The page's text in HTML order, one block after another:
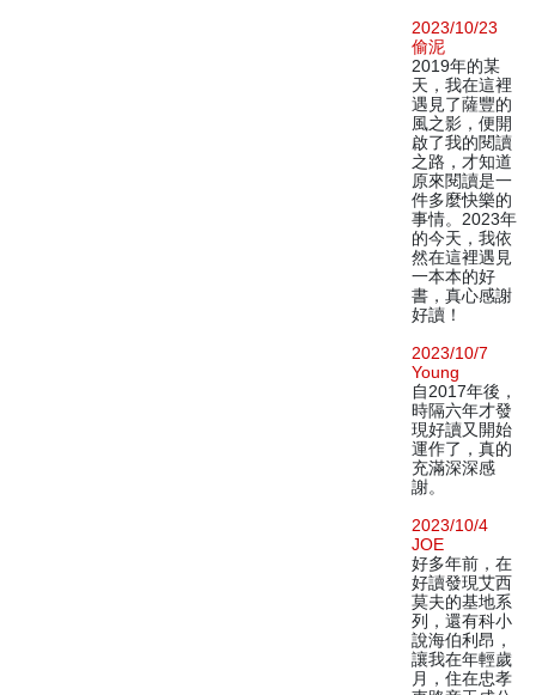
2023/10/23
偷泥
2019年的某
天，我在這裡
遇見了薩豐的
風之影，便開
啟了我的閱讀
之路，才知道
原來閱讀是一
件多麼快樂的
事情。2023年
的今天，我依
然在這裡遇見
一本本的好
書，真心感謝
好讀！
2023/10/7
Young
自2017年後，
時隔六年才發
現好讀又開始
運作了，真的
充滿深深感
謝。
2023/10/4
JOE
好多年前，在
好讀發現艾西
莫夫的基地系
列，還有科小
說海伯利昂，
讓我在年輕歲
月，住在忠孝